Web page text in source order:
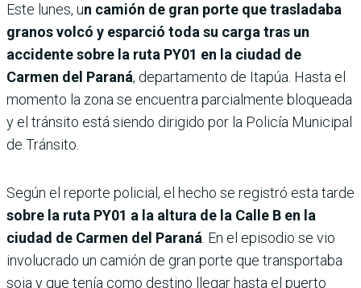
Este lunes, un camión de gran porte que trasladaba
granos volcó y esparció toda su carga tras un
accidente sobre la ruta PY01 en la ciudad de
Carmen del Paraná, departamento de Itapúa. Hasta el
momento la zona se encuentra parcialmente bloqueada
y el tránsito está siendo dirigido por la Policía Municipal
de Tránsito.
Según el reporte policial, el hecho se registró esta tarde
sobre la ruta PY01 a la altura de la Calle B en la
ciudad de Carmen del Paraná. En el episodio se vio
involucrado un camión de gran porte que transportaba
soja y que tenía como destino llegar hasta el puerto